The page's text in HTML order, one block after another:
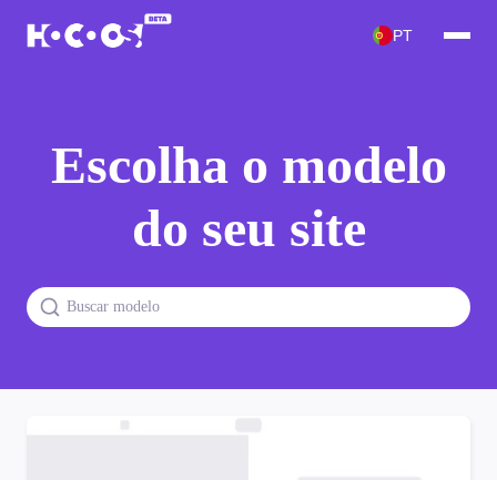
PT
Escolha o modelo
do seu site